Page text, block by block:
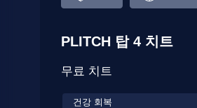
PLITCH 탑 4 치트
무료 치트
건강 회복